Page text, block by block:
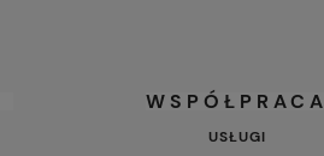
WSPÓŁPRACA
USŁUGI